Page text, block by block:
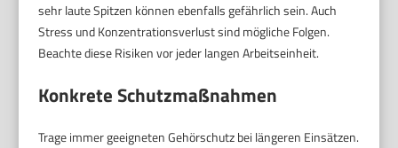
sehr laute Spitzen können ebenfalls gefährlich sein. Auch
Stress und Konzentrationsverlust sind mögliche Folgen.
Beachte diese Risiken vor jeder langen Arbeitseinheit.
Konkrete Schutzmaßnahmen
Trage immer geeigneten Gehörschutz bei längeren Einsätzen.